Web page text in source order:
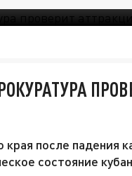
после падения
состояние